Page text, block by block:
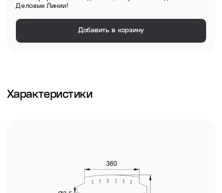
Деловые Линии!
Добавить в корзину
Характеристики